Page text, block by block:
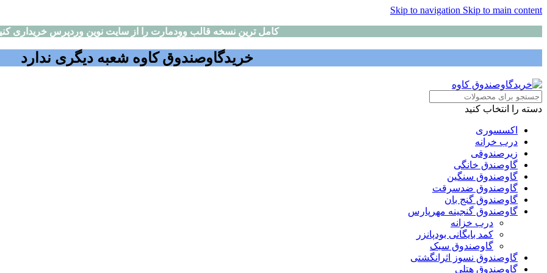
Skip to navigation Skip to main content
کامل ترین نسخه قالب وودمارت را از سایت نوین وردپرس خریداری
خریدگاوصندوق کاوه شعبه دیگری ندارد
دسته را انتخاب کنید
اکسسوری
درب خرانه
زیرصندوقی
گاوصندق خانگی
گاوصندوق سنگین
گاوصندوق ضدسرقت
گاوصندوق گنج بان
گاوصندوق گنجینه مهرپارس
درب خزانه
کمد بایگانی بودپانزر
گاوصندوق سبک
گاوصندوق نسوز اثرانگشتی
گاوصندوق هتلی